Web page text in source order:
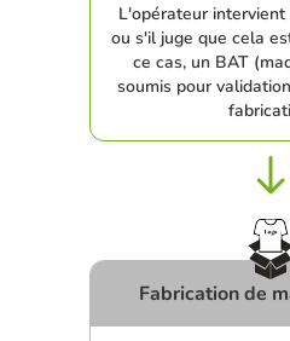
L'opérateur intervient
ou s'il juge que cela
ce cas, un BAT
soumis pour
Fabrication de